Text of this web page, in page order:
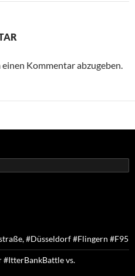
einen Kommentar abzugeben.
#Düsseldorf #Flingern #F95
vs.